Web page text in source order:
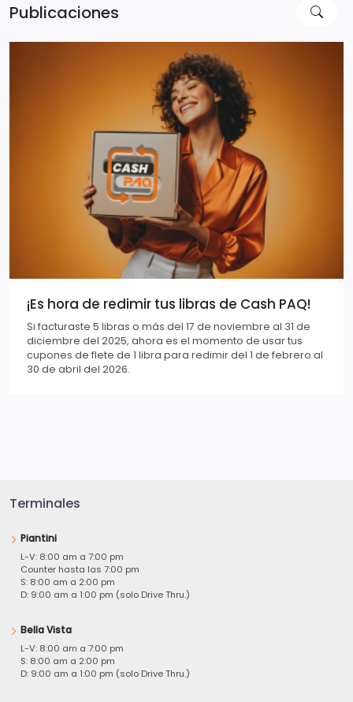
Publicaciones
¡Es hora de redimir tus libras de Cash PAQ!
Si facturaste 5 libras o más del 17 de noviembre al 31 de
diciembre del 2025, ahora es el momento de usar tus
cupones de flete de 1 libra para redimir del 1 de febrero al
30 de abril del 2026.
Terminales
Piantini
L-V: 8:00 am a 7:00 pm
Counter hasta las 7:00 pm
S: 8:00 am a 2:00 pm
D: 9:00 am a 1:00 pm (solo Drive Thru.)
Bella Vista
L-V: 8:00 am a 7:00 pm
S: 8:00 am a 2:00 pm
D: 9:00 am a 1:00 pm (solo Drive Thru.)